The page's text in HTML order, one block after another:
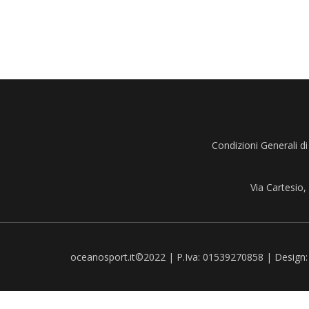
Condizioni Generali
Via
oceanosport.it©2022 | P.Iva: 01539270858 | Design: